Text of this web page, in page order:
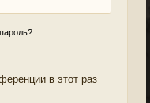
в этот раз